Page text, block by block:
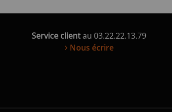
Service clientau 03.22.22.13.79
Nous écrire